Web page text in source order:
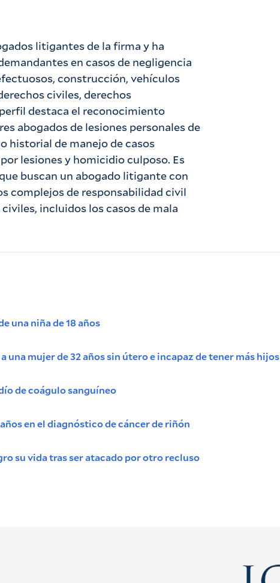
litigantes de la firma y ha
en casos de negligencia
construcción, vehículos
civiles, derechos
destaca el reconocimiento
abogados de lesiones personales de
historial de manejo de casos
lesiones y homicidio culposo. Es
buscan un abogado litigante con
complejos de responsabilidad civil
incluidos los casos de mala
una niña de 18 años
mujer de 32 años sin útero e incapaz de tener más hijos
de coágulo sanguíneo
en el diagnóstico de cáncer de riñón
su vida tras ser atacado por otro recluso